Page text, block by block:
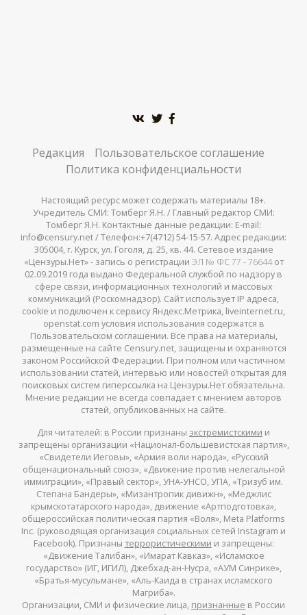
Редакция
Пользовательское соглашение
Политика конфиденциальности
Настоящий ресурс может содержать материалы 18+.
Учредитель СМИ: Томберг Я.Н. / Главный редактор СМИ:
Томберг Я.Н. Контактные данные редакции: E-mail:
info@censury.net / Телефон:+7(4712) 54-15-57. Адрес редакции:
305004, г. Курск, ул. Гоголя, д. 25, кв. 44. Сетевое издание
«Цензуры.Нет» - запись о регистрации ЭЛ № ФС 77 - 76644от
02.09.2019 года выдано Федеральной службой по надзору в
сфере связи, информационных технологий и массовых
коммуникаций (Роскомнадзор). Сайт использует IP адреса,
cookie и подключен к сервису Яндекс.Метрика, liveinternet.ru,
openstat.com условия использования содержатся в
Пользовательском соглашении. Все права на материалы,
размещенные на сайте Censury.net, защищены и охраняются
законом Российской Федерации. При полном или частичном
использовании статей, интервью или новостей открытая для
поисковых систем гиперссылка на Цензуры.Нет обязательна.
Мнение редакции не всегда совпадает с мнением авторов
статей, опубликованных на сайте.
Для читателей: в России признаны экстремистскими и
запрещены организации «Национал-большевистская партия»,
«Свидетели Иеговы», «Армия воли народа», «Русский
общенациональный союз», «Движение против нелегальной
иммиграции», «Правый сектор», УНА-УНСО, УПА, «Тризуб им.
Степана Бандеры», «Мизантропик дивижн», «Меджлис
крымскотатарского народа», движение «Артподготовка»,
общероссийская политическая партия «Воля», Meta Platforms
Inc. (руководящая организация социальных сетей Instagram и
Facebook). Признаны террористическими и запрещены:
«Движение Талибан», «Имарат Кавказ», «Исламское
государство» (ИГ, ИГИЛ), Джебхад-ан-Нусра, «АУМ Синрике»,
«Братья-мусульмане», «Аль-Каида в странах исламского
Магриба».
Организации, СМИ и физические лица, признанные в России